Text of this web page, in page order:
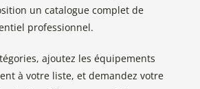
un catalogue complet de
professionnel.
ajoutez les équipements
à votre liste, et demandez votre